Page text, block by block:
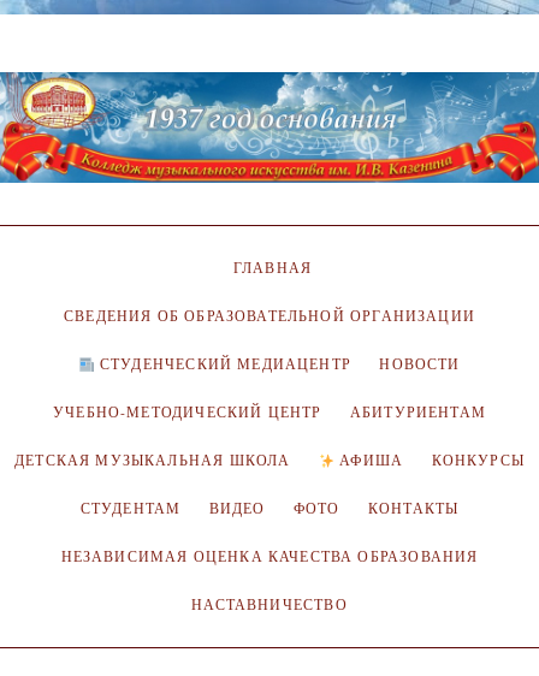
ГЛАВНАЯ
СВЕДЕНИЯ ОБ ОБРАЗОВАТЕЛЬНОЙ ОРГАНИЗАЦИИ
СТУДЕНЧЕСКИЙ МЕДИАЦЕНТР НОВОСТИ
УЧЕБНО-МЕТОДИЧЕСКИЙ ЦЕНТР АБИТУРИЕНТАМ
ДЕТСКАЯ МУЗЫКАЛЬНАЯ ШКОЛА АФИША КОНКУРСЫ
СТУДЕНТАМ ВИДЕО ФОТО КОНТАКТЫ
НЕЗАВИСИМАЯ ОЦЕНКА КАЧЕСТВА ОБРАЗОВАНИЯ
НАСТАВНИЧЕСТВО